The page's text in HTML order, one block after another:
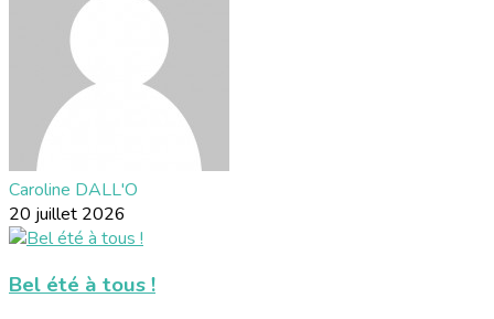
Caroline DALL'O
20 juillet 2026
Bel été à tous !